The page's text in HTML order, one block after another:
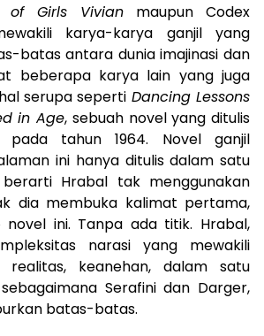
of Girls Vivian maupun Codex
karya-karya ganjil yang
batas antara dunia imajinasi dan
beberapa karya lain yang juga
serupa seperti Dancing Lessons
in Age, sebuah novel yang ditulis
pada tahun 1964. Novel ganjil
ini hanya ditulis dalam satu
Hrabal tak menggunakan
dia membuka kalimat pertama,
novel ini. Tanpa ada titik. Hrabal,
narasi yang mewakili
realitas, keanehan, dalam satu
Serafini dan Darger,
batas-batas.